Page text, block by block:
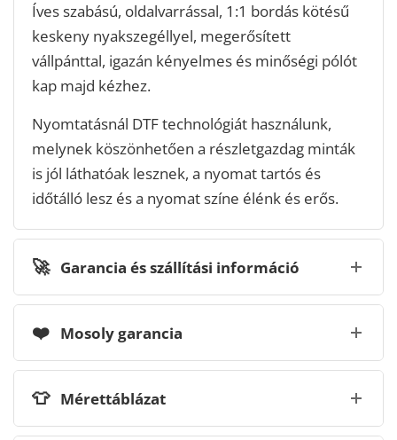
Íves szabású, oldalvarrással, 1:1 bordás kötésű
keskeny nyakszegéllyel, megerősített
vállpánttal, igazán kényelmes és minőségi pólót
kap majd kézhez.
Nyomtatásnál DTF technológiát használunk,
melynek köszönhetően a részletgazdag minták
is jól láthatóak lesznek, a nyomat tartós és
időtálló lesz és a nyomat színe élénk és erős.
🚀 Garancia és szállítási információ
❤️ Mosoly garancia
👕 Mérettáblázat